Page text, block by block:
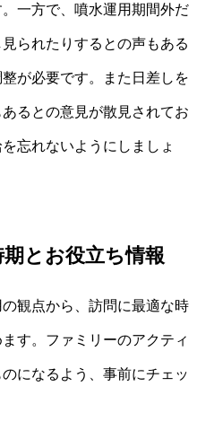
一方で、噴水運用期間外だ
られたりするとの声もある
が必要です。また日差しを
るとの意見が散見されてお
忘れないようにしましょ
とお役立ち情報
観点から、訪問に最適な時
す。ファミリーのアクティ
になるよう、事前にチェッ